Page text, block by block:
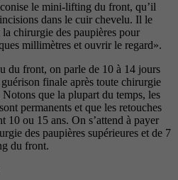
le mini-lifting du front, qu’il
dans le cuir chevelu. Il le
chirurgie des paupières pour
millimètres et ouvrir le regard».
du front, on parle de 10 à 14 jours
finale après toute chirurgie
que la plupart du temps, les
permanents et que les retouches
10 ou 15 ans. On s’attend à payer
des paupières supérieures et de 7
du front.